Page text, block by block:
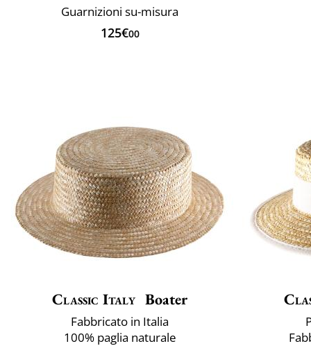
Guarnizioni su-misura
125€00
Classic Italy Boater
Fabbricato in Italia
100% paglia naturale